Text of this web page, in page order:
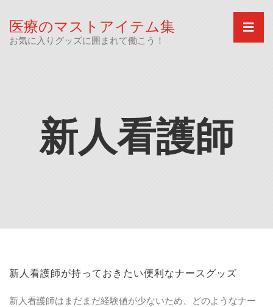
content
医療のマストアイテム集
お気に入りグッズに囲まれて働こう！
新人看護師
新人看護師が持っておきたい便利なナースグッズ
新人看護師はまだまだ経験値が少ないため、どのようなナー